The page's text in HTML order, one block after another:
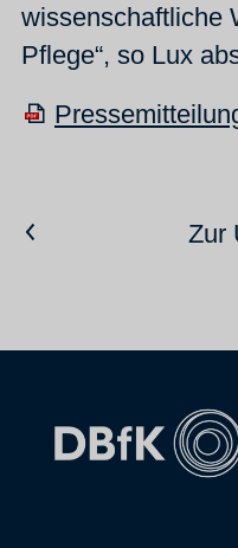
wissenschaftliche
Pflege“, so Lux
Vorheriger Artikel
Zur